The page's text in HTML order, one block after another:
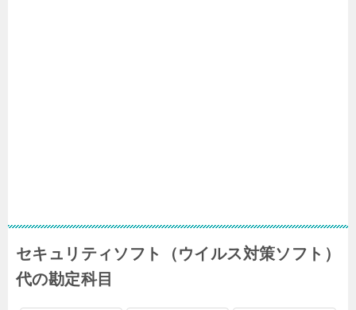
セキュリティソフト（ウイルス対策ソフト）
代の勘定科目